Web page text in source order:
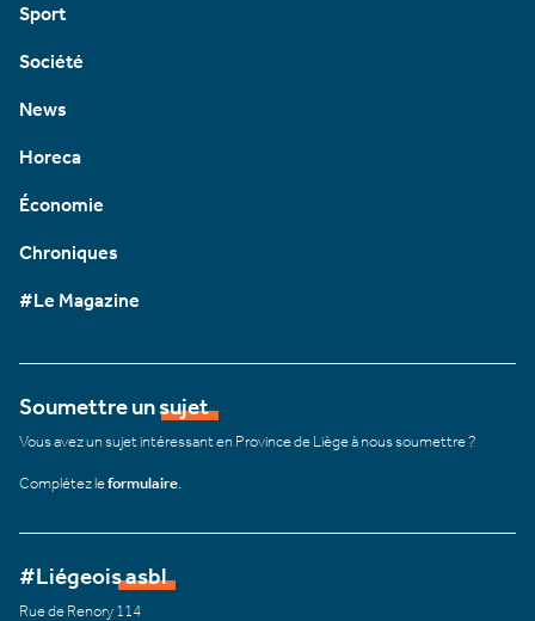
Sport
Société
News
Horeca
Économie
Chroniques
#Le Magazine
Soumettre un sujet
Vous avez un sujet intéressant en Province de Liège à nous soumettre ?
Complétez leformulaire
#Liégeois asbl
Rue de Renory 114